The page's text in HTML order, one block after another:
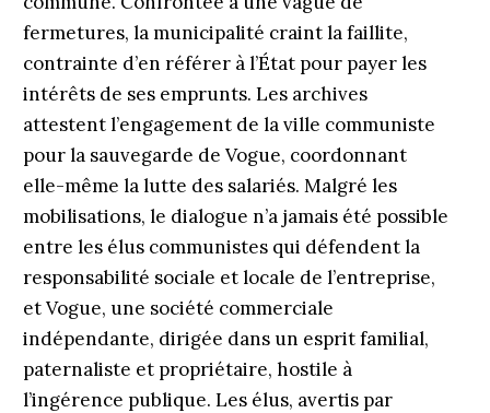
fermetures, la municipalité craint la faillite,
contrainte d’en référer à l’État pour payer les
intérêts de ses emprunts. Les archives
attestent l’engagement de la ville communiste
pour la sauvegarde de Vogue, coordonnant
elle-même la lutte des salariés. Malgré les
mobilisations, le dialogue n’a jamais été possible
entre les élus communistes qui défendent la
responsabilité sociale et locale de l’entreprise,
et Vogue, une société commerciale
indépendante, dirigée dans un esprit familial,
paternaliste et propriétaire, hostile à
l’ingérence publique. Les élus, avertis par